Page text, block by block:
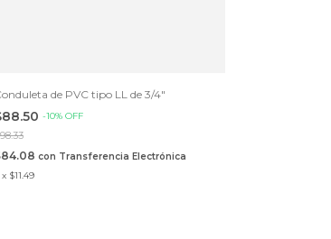
de PVC tipo LL de 3/4"
-10% OFF
con Transferencia Electrónica
x $11.49